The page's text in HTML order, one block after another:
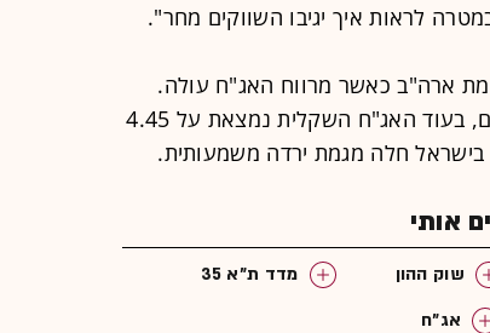
לראות איך יגיבו השווקים מחר".
ארה"ב כאשר מרווח האג"ח עולה.
ארה"ב עלתה למעל 4.7% באג"ח לעשר שנים, בעוד האג"ח השקלית נמצאת על 4.45
חלה מגמת ירדה משמעותית.
אותי
שוק ההון
מדד ת"א 35
אג"ח